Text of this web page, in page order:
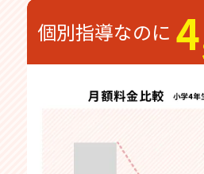
個別指導なのに